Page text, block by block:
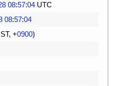
08:57:04 UTC
08:57:04
, +0900)